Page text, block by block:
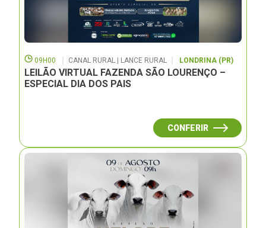
09H00 CANAL RURAL | LANCE RURAL LONDRINA (PR)
LEILÃO VIRTUAL FAZENDA SÃO LOURENÇO –
ESPECIAL DIA DOS PAIS
CONFERIR